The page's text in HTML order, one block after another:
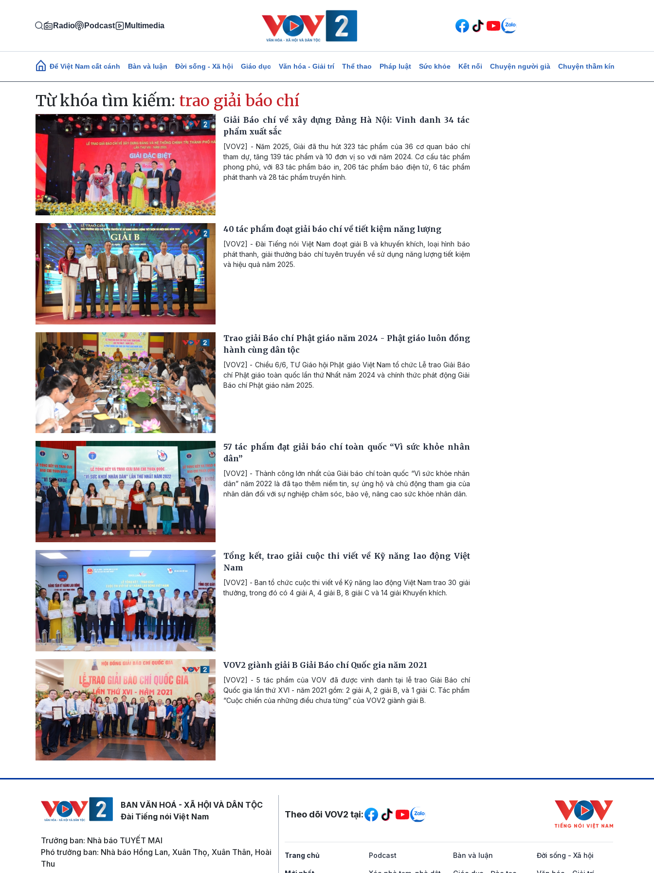
Radio Podcast Multimedia
Main navigation
Để Việt Nam cất cánh Bàn và luận Đời sống - Xã hội Giáo dục Văn hóa - Giải trí Thể thao Pháp luật Sức khỏe Kết nối Chuyện người già Chuyện thầm kín
Từ khóa tìm kiếm: trao giải báo chí
Giải Báo chí về xây dựng Đảng Hà Nội: Vinh danh 34 tác
phẩm xuất sắc
[VOV2] - Năm 2025, Giải đã thu hút 323 tác phẩm của 36 cơ quan báo chí
tham dự, tăng 139 tác phẩm và 10 đơn vị so với năm 2024. Cơ cấu tác phẩm
phong phú, với 83 tác phẩm báo in, 206 tác phẩm báo điện tử, 6 tác phẩm
phát thanh và 28 tác phẩm truyền hình.
40 tác phẩm đoạt giải báo chí về tiết kiệm năng lượng
[VOV2] - Đài Tiếng nói Việt Nam đoạt giải B và khuyến khích, loại hình báo
phát thanh, giải thưởng báo chí tuyên truyền về sử dụng năng lượng tiết kiệm
và hiệu quả năm 2025.
Trao giải Báo chí Phật giáo năm 2024 - Phật giáo luôn đồng
hành cùng dân tộc
[VOV2] - Chiều 6/6, TƯ Giáo hội Phật giáo Việt Nam tổ chức Lễ trao Giải Báo
chí Phật giáo toàn quốc lần thứ Nhất năm 2024 và chính thức phát động Giải
Báo chí Phật giáo năm 2025.
57 tác phẩm đạt giải báo chí toàn quốc “Vì sức khỏe nhân
dân”
[VOV2] - Thành công lớn nhất của Giải báo chí toàn quốc “Vì sức khỏe nhân
dân” năm 2022 là đã tạo thêm niềm tin, sự ủng hộ và chủ động tham gia của
nhân dân đối với sự nghiệp chăm sóc, bảo vệ, nâng cao sức khỏe nhân dân.
Tổng kết, trao giải cuộc thi viết về Kỹ năng lao động Việt
Nam
[VOV2] - Ban tổ chức cuộc thi viết về Kỹ năng lao động Việt Nam trao 30 giải
thưởng, trong đó có 4 giải A, 4 giải B, 8 giải C và 14 giải Khuyến khích.
VOV2 giành giải B Giải Báo chí Quốc gia năm 2021
[VOV2] - 5 tác phẩm của VOV đã được vinh danh tại lễ trao Giải Báo chí
Quốc gia lần thứ XVI - năm 2021 gồm: 2 giải A, 2 giải B, và 1 giải C. Tác phẩm
“Cuộc chiến của những điều chưa từng” của VOV2 giành giải B.
BAN VĂN HOÁ - XÃ HỘI VÀ DÂN TỘC
Đài Tiếng nói Việt Nam
Trưởng ban: Nhà báo TUYẾT MAI
Phó trưởng ban: Nhà báo Hồng Lan, Xuân Thọ, Xuân Thân, Hoài
Thu
Mạng xã hội
Theo dõi VOV2 tại:
Trang chủ Podcast Bàn và luận Đời sống - Xã hội